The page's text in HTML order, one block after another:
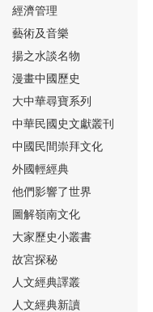
⑮
⑯
⑰
經濟管理
藝術及音樂
揚之水談名物
漫畫中國歷史
大中華尋寶系列
中華民國史文獻叢刊
中國民間崇拜文化
外國輕經典
他們影響了世界
圖解嶺南文化
大家歷史小叢書
故宮探秘
人文經典譯叢
人文經典新讀